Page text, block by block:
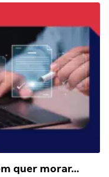
quer morar…